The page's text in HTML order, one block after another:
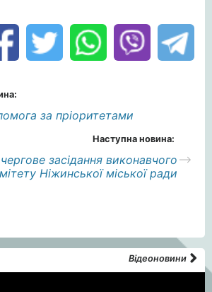
за пріоритетами
Наступна новина:
засідання виконавчого
Ніжинської міської ради
Відеоновини